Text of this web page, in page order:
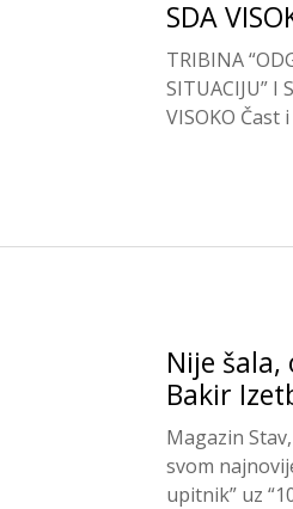
SDA
TRIBINA
SITUACIJU” I
VISOKO Čast
Nije šala,
Bakir
Magazin
svom
upitnik” uz